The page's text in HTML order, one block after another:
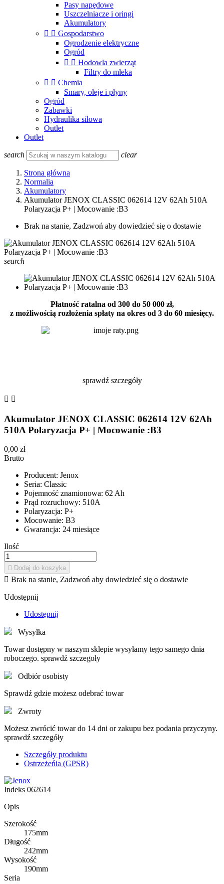
Pasy napędowe
Uszczelniacze i oringi
Akumulatory
  Gospodarstwo
Ogrodzenie elektryczne
Ogród
  Hodowla zwierząt
Filtry do mleka
  Chemia
Smary, oleje i płyny
Ogród
Zabawki
Hydraulika siłowa
Outlet
Outlet
search clear
Strona główna
Normalia
Akumulatory
Akumulator JENOX CLASSIC 062614 12V 62Ah 510A
Polaryzacja P+ | Mocowanie :B3
Brak na stanie, Zadzwoń aby dowiedzieć się o dostawie
search
Płatność ratalna od 300 do 50 000 zł,
z możliwością rozłożenia spłaty na okres od 3 do 60 miesięcy.
sprawdź szczegóły
 
Akumulator JENOX CLASSIC 062614 12V 62Ah
510A Polaryzacja P+ | Mocowanie :B3
0,00 zł
Brutto
Producent: Jenox
Seria: Classic
Pojemność znamionowa: 62 Ah
Prąd rozruchowy: 510A
Polaryzacja: P+
Mocowanie: B3
Gwarancja: 24 miesiące
Ilość
 Dodaj do koszyka
 Brak na stanie, Zadzwoń aby dowiedzieć się o dostawie
Udostępnij
Udostępnij
Wysyłka
Towar dostępny w naszym sklepie wysyłamy tego samego dnia
roboczego. sprawdź szczegoły
Odbiór osobisty
Sprawdź gdzie możesz odebrać towar
Zwroty
Możesz zwrócić towar do 14 dni or zakupu bez podania przyczyny.
sprawdź szczegóły
Szczegóły produktu
Ostrzeżeńia (GPSR)
Indeks 062614
Opis
Szerokość
175mm
Długość
242mm
Wysokość
190mm
Seria